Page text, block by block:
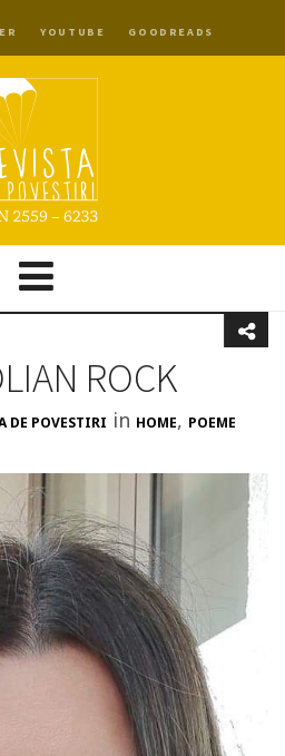
YOUTUBE GOODREADS
ROCK
DE POVESTIRI in HOME, POEME